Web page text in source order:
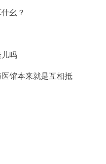
幺？
吗
馆本来就是互相抵